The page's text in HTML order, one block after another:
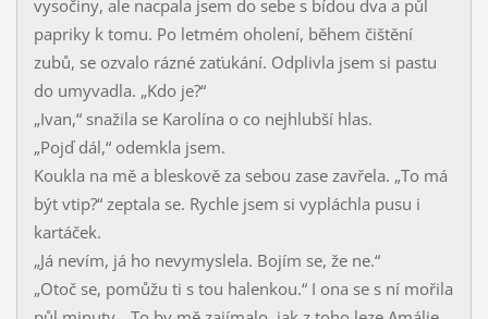
vysočiny, ale nacpala jsem do sebe s bídou dva a půl
papriky k tomu. Po letmém oholení, během čištění
zubů, se ozvalo rázné zaťukání. Odplivla jsem si pastu
do umyvadla. „Kdo je?“
„Ivan,“ snažila se Karolína o co nejhlubší hlas.
„Pojď dál,“ odemkla jsem.
Koukla na mě a bleskově za sebou zase zavřela. „To má
být vtip?“ zeptala se. Rychle jsem si vypláchla pusu i
kartáček.
„Já nevím, já ho nevymyslela. Bojím se, že ne.“
„Otoč se, pomůžu ti s tou halenkou.“ I ona se s ní mořila